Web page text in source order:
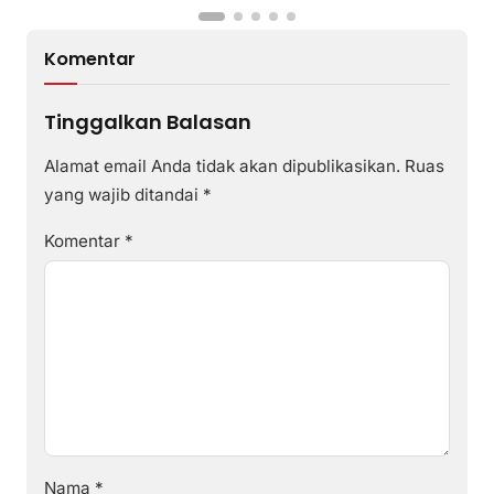
Komentar
Tinggalkan Balasan
Alamat email Anda tidak akan dipublikasikan. Ruas
yang wajib ditandai *
Komentar *
Nama *